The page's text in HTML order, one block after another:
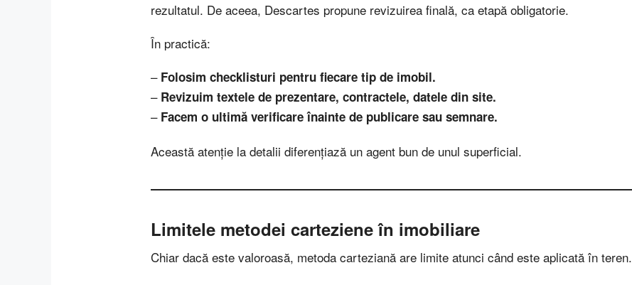
rezultatul. De aceea, Descartes propune revizuirea finală, ca etapă obligatorie.
În practică:
– Folosim checklisturi pentru fiecare tip de imobil.
– Revizuim textele de prezentare, contractele, datele din site.
– Facem o ultimă verificare înainte de publicare sau semnare.
Această atenție la detalii diferențiază un agent bun de unul superficial.
Limitele metodei carteziene în imobiliare
Chiar dacă este valoroasă, metoda carteziană are limite atunci când este aplicată în teren.